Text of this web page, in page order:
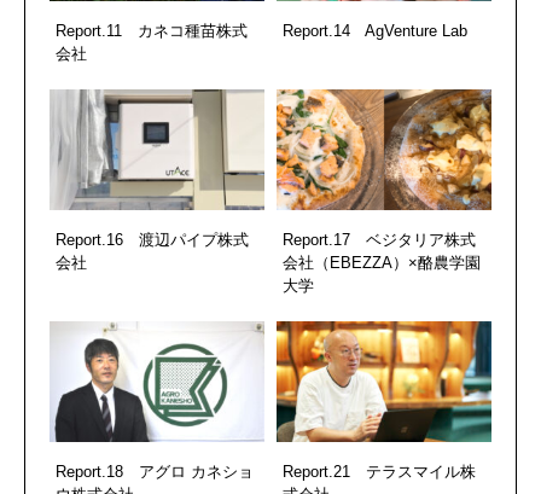
Report.11 カネコ種苗株式
会社
Report.14 AgVenture Lab
Report.16 渡辺パイプ株式
会社
Report.17 ベジタリア株式
会社（EBEZZA）×酪農学園
大学
Report.18 アグロ カネショ
Report.21 テラスマイル株